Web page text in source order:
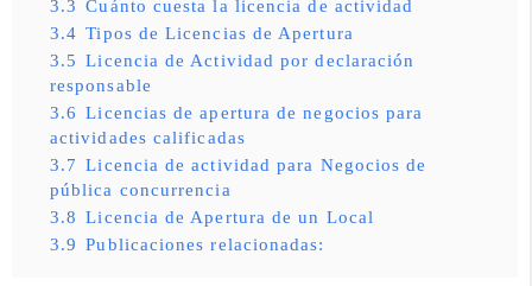
3.3 Cuánto cuesta la licencia de actividad
3.4 Tipos de Licencias de Apertura
3.5 Licencia de Actividad por declaración
responsable
3.6 Licencias de apertura de negocios para
actividades calificadas
3.7 Licencia de actividad para Negocios de
pública concurrencia
3.8 Licencia de Apertura de un Local
3.9 Publicaciones relacionadas: